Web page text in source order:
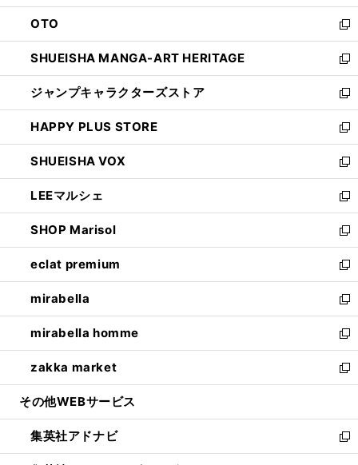
ウ
で
開
く
ン
ド
ウ
で
開
く
OTO
新
し
い
ウ
ィ
ン
ド
ウ
で
開
く
SHUEISHA MANGA-ART HERITAGE
新
し
い
ウ
ィ
ン
ド
ウ
で
開
く
ジャンプキャラクターズストア
新
し
い
ウ
ィ
ン
ド
ウ
で
開
く
HAPPY PLUS STORE
新
し
い
ウ
ィ
ン
ド
ウ
で
開
く
SHUEISHA VOX
新
し
い
ウ
ィ
ン
ド
ウ
で
開
く
LEEマルシェ
新
し
い
ウ
ィ
ン
ド
ウ
で
開
く
SHOP Marisol
新
し
い
ウ
ィ
ン
ド
ウ
で
開
eclat premium
新
し
い
ウ
ィ
ン
ド
ウ
開
く
mirabella
新
し
い
ウ
ィ
ン
ウ
で
開
mirabella homme
新
し
い
ウ
ン
ド
ウ
zakka market
新
し
ウ
ィ
ン
その他WEBサービス
集英社アドナビ
新
し